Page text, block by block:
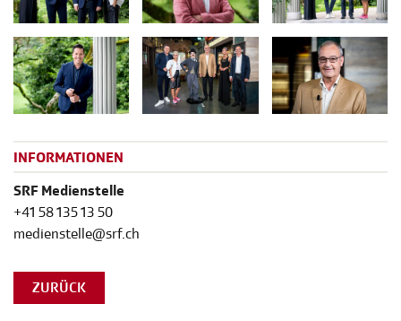
INFORMATIONEN
SRF Medienstelle
+41 58 135 13 50
medienstelle@srf.ch
ZURÜCK